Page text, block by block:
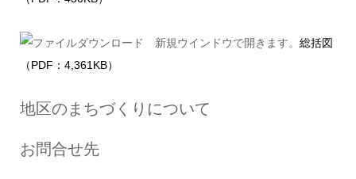
総括図
（PDF：4,361KB）
地区のまちづくりについて
お問合せ先